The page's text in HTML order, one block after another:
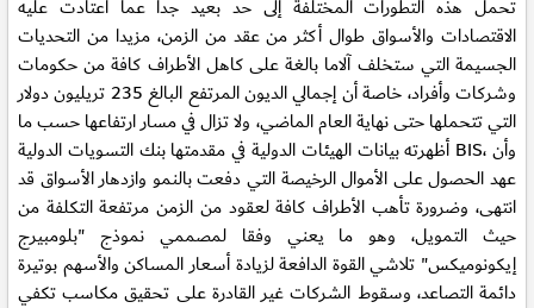
تحمل هذه التطورات المختلفة إلى حد بعيد جدا عما اعتادت عليه
الاقتصادات والأسواق طوال أكثر من عقد من الزمن، مزيدا من التحديات
الجسيمة التي ستخلف آلاما بالغة على كاهل الأطراف كافة من حكومات
وشركات وأفراد، خاصة أن إجمالي الديون المرتفع البالغ 235 تريليون دولار
التي تتحملها حتى نهاية العام الماضي، ولا تزال في مسار ارتفاعها حسب ما
أظهرته بيانات الهيئات الدولية في مقدمتها بنك التسويات الدولية BIS، وأن
عهد الحصول على الأموال الرخيصة التي دفعت بالنمو وازدهار الأسواق قد
انتهى، وضرورة تأهب الأطراف كافة لعقود من الزمن مرتفعة التكلفة من
حيث التمويل، وهو ما يعني وفقا لمصممي نموذج "بلومبيرج
إيكونوميكس" تلاشي القوة الدافعة لزيادة أسعار المساكن والأسهم بوتيرة
دائمة التصاعد، وسقوط الشركات غير القادرة على تحقيق مكاسب تكفي